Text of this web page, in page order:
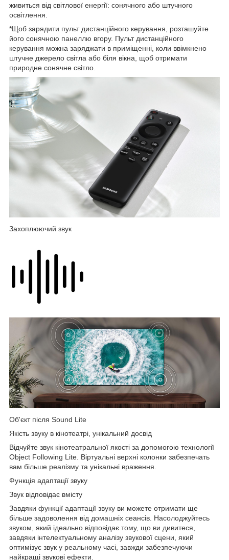
живиться від світлової енергії: сонячного або штучного
освітлення.
*Щоб зарядити пульт дистанційного керування, розташуйте
його сонячною панеллю вгору. Пульт дистанційного
керування можна заряджати в приміщенні, коли ввімкнено
штучне джерело світла або біля вікна, щоб отримати
природне сонячне світло.
Захоплюючий звук
Об'єкт після Sound Lite
Якість звуку в кінотеатрі, унікальний досвід
Відчуйте звук кінотеатральної якості за допомогою технології
Object Following Lite. Віртуальні верхні колонки забезпечать
вам більше реалізму та унікальні враження.
Функція адаптації звуку
Звук відповідає вмісту
Завдяки функції адаптації звуку ви можете отримати ще
більше задоволення від домашніх сеансів. Насолоджуйтесь
звуком, який ідеально відповідає тому, що ви дивитеся,
завдяки інтелектуальному аналізу звукової сцени, який
оптимізує звук у реальному часі, завжди забезпечуючи
найкращі звукові ефекти.